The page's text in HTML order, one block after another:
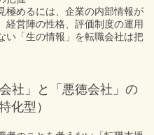
極めるには、企業の内部情報が
経営陣の性格、評価制度の運用
い「生の情報」を転職会社は把
社」と「悪徳会社」の
化型）